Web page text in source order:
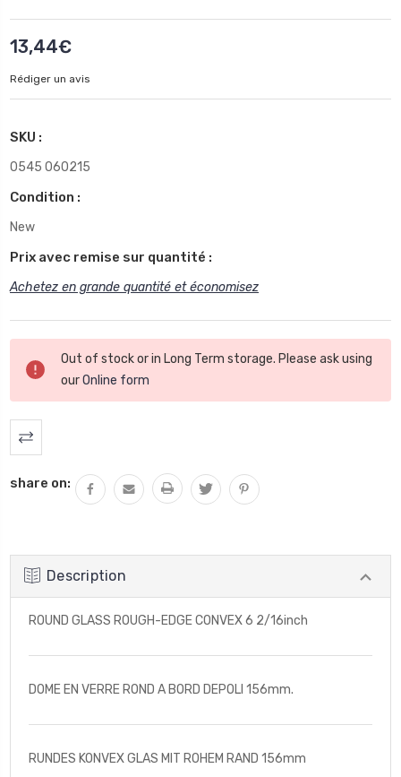
13,44€
Rédiger un avis
SKU :
0545 060215
Condition :
New
Prix avec remise sur quantité :
Achetez en grande quantité et économisez
actuel
Out of stock or in Long Term storage. Please ask using
ourOnline form
share on:
Description
ROUND GLASS ROUGH-EDGE CONVEX 6 2/16inch
DOME EN VERRE ROND A BORD DEPOLI 156mm.
RUNDES KONVEX GLAS MIT ROHEM RAND 156mm